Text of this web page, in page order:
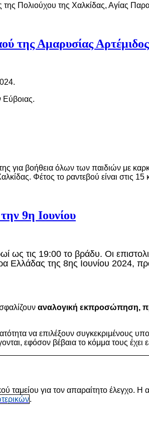
της Πολιούχου της Χαλκίδας, Αγίας
της Αμαρυσίας Αρτέμιδος
Εύβοιας.
για βοήθεια όλων των παιδιών με
Φέτος το ραντεβού είναι στις 15
9η Ιουνίου
ως τις 19:00 το βράδυ. Οι
Ελλάδας της 8ης Ιουνίου 2024,
αναλογική εκπροσώπηση,
να επιλέξουν συγκεκριμένους
εφόσον βέβαια το κόμμα τους έχει
ταμείου για τον απαραίτητο έλεγχο.
.